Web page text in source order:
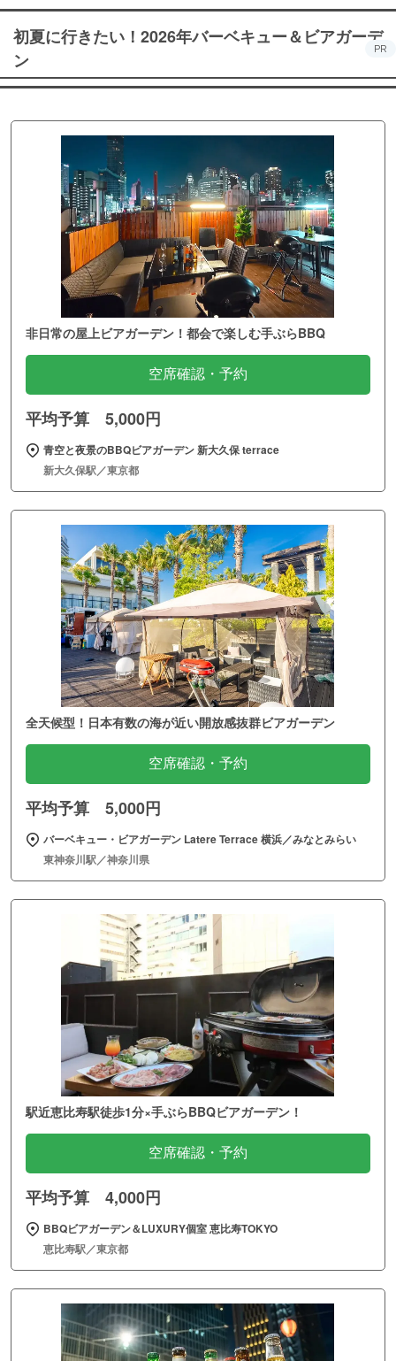
初夏に行きたい！2026年バーベキュー＆ビアガーデ
ン
PR
非日常の屋上ビアガーデン！都会で楽しむ手ぶらBBQ
空席確認・予約
平均予算 5,000円
青空と夜景のBBQビアガーデン 新大久保 terrace
新大久保駅／東京都
全天候型！日本有数の海が近い開放感抜群ビアガーデン
空席確認・予約
平均予算 5,000円
バーベキュー・ビアガーデン Latere Terrace 横浜／みなとみらい
東神奈川駅／神奈川県
駅近恵比寿駅徒歩1分×手ぶらBBQビアガーデン！
空席確認・予約
平均予算 4,000円
BBQビアガーデン＆LUXURY個室 恵比寿TOKYO
恵比寿駅／東京都